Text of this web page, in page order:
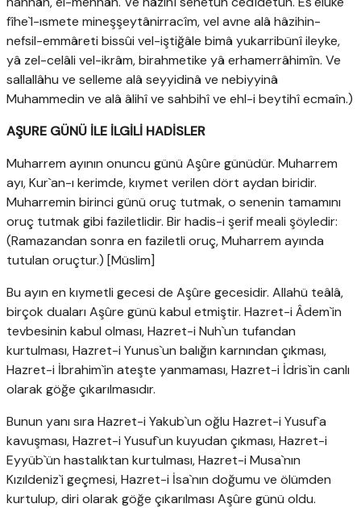
fîhe`l-ısmete mineşşeytânirracîm, vel avne alâ hâzihin-
nefsil-emmâreti bissûi vel-iştiğâle bimâ yukarribünî ileyke,
yâ zel-celâli vel-ikrâm, birahmetike yâ erhamerrâhimîn. Ve
sallallâhu ve selleme alâ seyyidinâ ve nebiyyinâ
Muhammedin ve alâ âlihî ve sahbihî ve ehl-i beytihî ecmaîn.)
AŞURE GÜNÜ İLE İLGİLİ HADİSLER
Muharrem ayının onuncu günü Aşûre günüdür. Muharrem
ayı, Kur`an-ı kerimde, kıymet verilen dört aydan biridir.
Muharremin birinci günü oruç tutmak, o senenin tamamını
oruç tutmak gibi faziletlidir. Bir hadis-i şerif meali şöyledir:
(Ramazandan sonra en faziletli oruç, Muharrem ayında
tutulan oruçtur.) [Müslim]
Bu ayın en kıymetli gecesi de Aşûre gecesidir. Allahü teâlâ,
birçok duaları Aşûre günü kabul etmiştir. Hazret-i Âdem`in
tevbesinin kabul olması, Hazret-i Nuh`un tufandan
kurtulması, Hazret-i Yunus`un balığın karnından çıkması,
Hazret-i İbrahim`in ateşte yanmaması, Hazret-i İdris`in canlı
olarak göğe çıkarılmasıdır.
Bunun yanı sıra Hazret-i Yakub`un oğlu Hazret-i Yusuf`a
kavuşması, Hazret-i Yusuf`un kuyudan çıkması, Hazret-i
Eyyüb`ün hastalıktan kurtulması, Hazret-i Musa`nın
Kızıldeniz`i geçmesi, Hazret-i İsa`nın doğumu ve ölümden
kurtulup, diri olarak göğe çıkarılması Aşûre günü oldu.